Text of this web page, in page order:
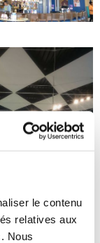
le contenu
relatives aux
Nous